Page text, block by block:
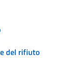
del rifiuto